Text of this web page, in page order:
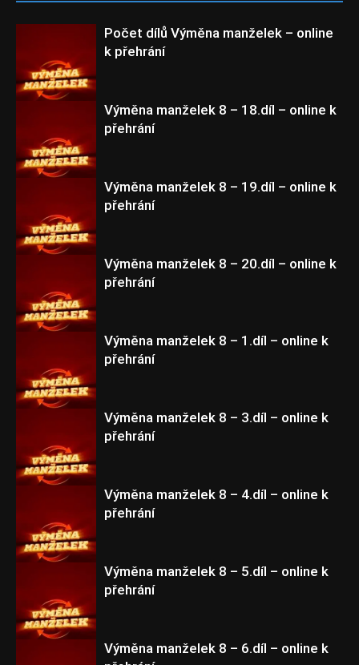
Epizody
Počet dílů Výměna manželek – online
k přehrání
Výměna manželek 8
Výměna manželek 8 – 18.díl – online k
přehrání
Výměna manželek 8
Výměna manželek 8 – 19.díl – online k
přehrání
Výměna manželek 8
Výměna manželek 8 – 20.díl – online k
přehrání
Výměna manželek 8
Výměna manželek 8 – 1.díl – online k
přehrání
Výměna manželek 8
Výměna manželek 8 – 3.díl – online k
přehrání
Výměna manželek 8
Výměna manželek 8 – 4.díl – online k
přehrání
Výměna manželek 8 – 5.díl – online k
přehrání
Výměna manželek 8 – 6.díl – online k